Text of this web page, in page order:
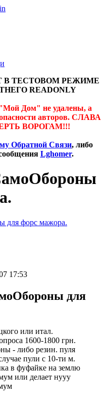
В ТЕСТОВОМ РЕЖИМЕ
READONLY
Дом" не удалены, а
авторов. СЛАВА
ВОРОГАМ!!!
Обратной Связи, либо
Lghomer.
для форс мажора.
17:53
для
или итал.
1600-1800 грн.
- либо резин. пуля
пули с 10-ти м.
в фуфайке на землю
или делает нууу